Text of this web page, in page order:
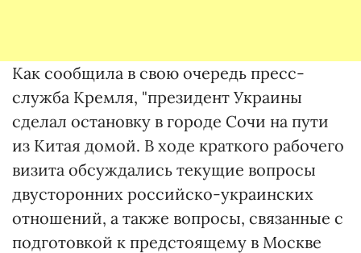
Как сообщила в свою очередь пресс-
служба Кремля, "президент Украины
сделал остановку в городе Сочи на пути
из Китая домой. В ходе краткого рабочего
визита обсуждались текущие вопросы
двусторонних российско-украинских
отношений, а также вопросы, связанные с
подготовкой к предстоящему в Москве